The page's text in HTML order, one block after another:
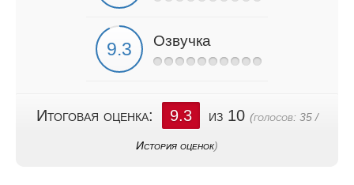
Озвучка
Итоговая оценка: 9.3 из 10 (голосов: 35/
История оценок)